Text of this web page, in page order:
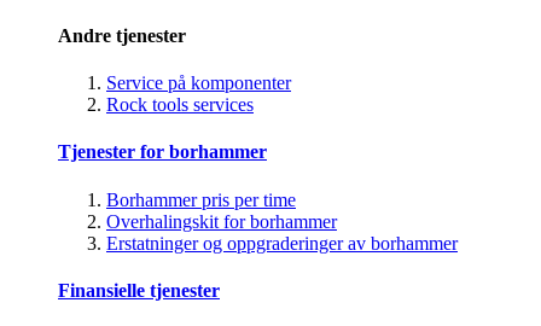
Andre tjenester
Service på komponenter
Rock tools services
Tjenester for borhammer
Borhammer pris per time
Overhalingskit for borhammer
Erstatninger og oppgraderinger av borhammer
Finansielle tjenester